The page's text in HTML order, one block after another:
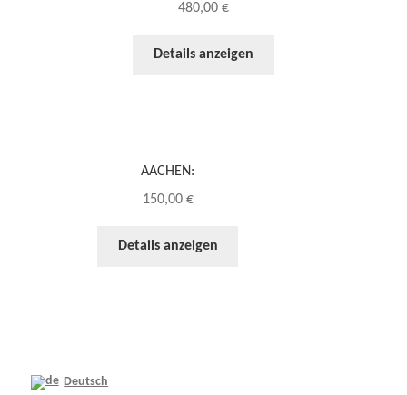
480,00 €
Details anzeigen
AACHEN:
150,00 €
Details anzeigen
Deutsch